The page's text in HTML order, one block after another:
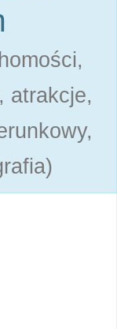
atrakcje,